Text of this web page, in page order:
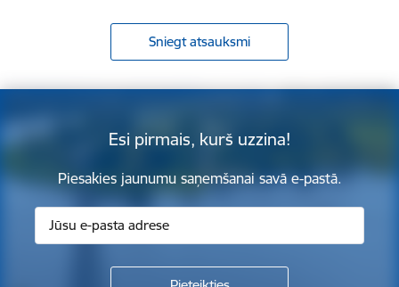
Sniegt atsauksmi
Esi pirmais, kurš uzzina!
Piesakies jaunumu saņemšanai savā e-pastā.